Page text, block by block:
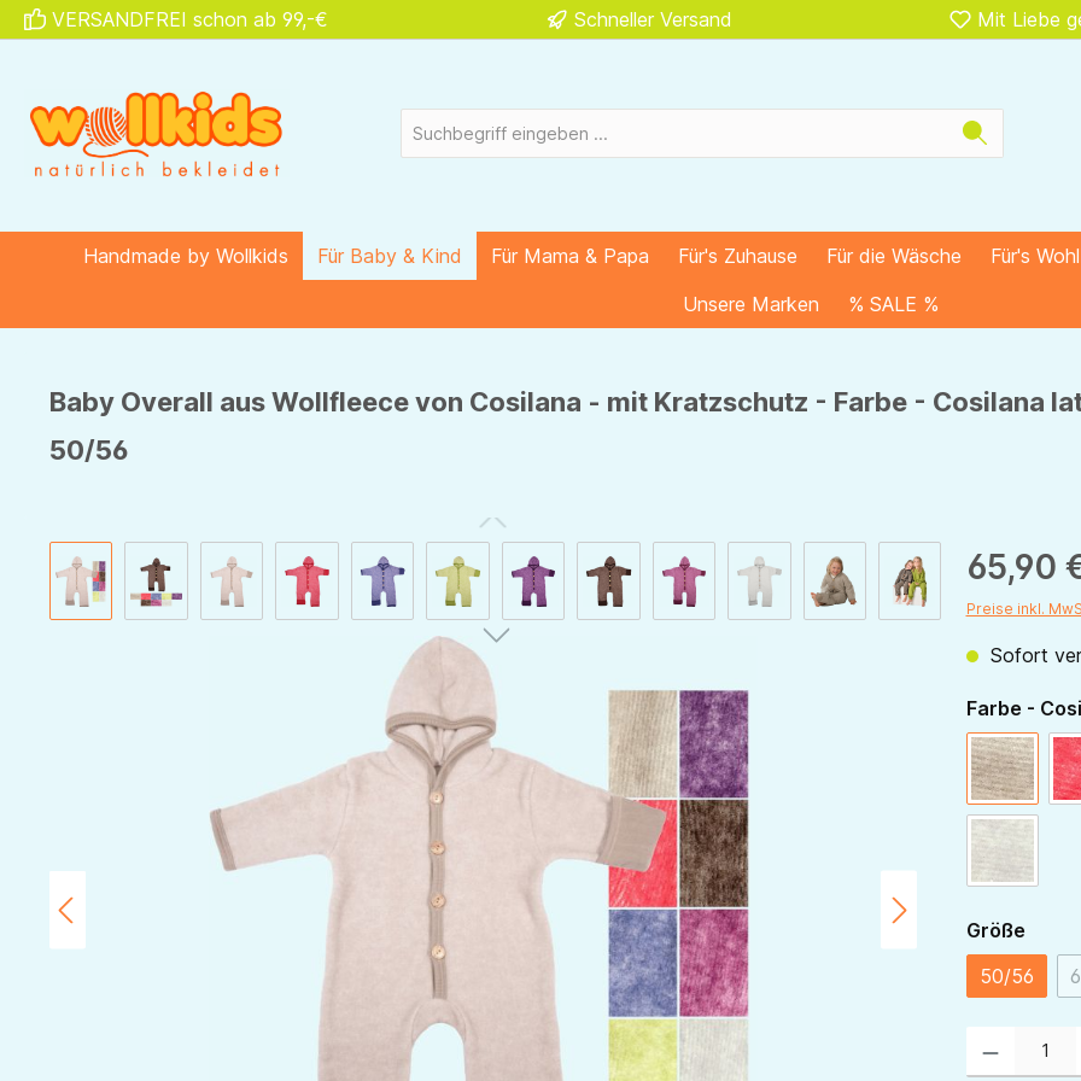
Zur Hauptnavigation springen
VERSANDFREI schon ab 99,-€ Schneller Versand Mit Liebe
Handmade by Wollkids Für Baby & Kind Für Mama & Papa Für's Zuhause Für die Wäsche Für's
Unsere Marken
% SALE %
Baby Overall aus Wollfleece von Cosilana - mit Kratzschutz - Farbe - Cosilana
50/56
Bildergalerie überspringen 65,90
Preise inkl.
Sofort
Farbe -
latte-
grau-
Größe
50/56